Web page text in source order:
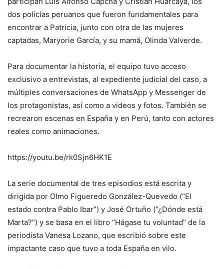
dos policías peruanos que fueron fundamentales para
encontrar a Patricia, junto con otra de las mujeres
captadas, Maryorie García, y su mamá, Olinda Valverde.
Para documentar la historia, el equipo tuvo acceso
exclusivo a entrevistas, al expediente judicial del caso, a
múltiples conversaciones de WhatsApp y Messenger de
los protagonistas, así como a videos y fotos. También se
recrearon escenas en España y en Perú, tanto con actores
reales como animaciones.
https://youtu.be/rk0Sjn6HK1E
La serie documental de tres episodios está escrita y
dirigida por Olmo Figueredo González-Quevedo (“El
estado contra Pablo Ibar”) y José Ortuño (“¿Dónde está
Marta?”) y se basa en el libro “Hágase tu voluntad” de la
periodista Vanesa Lozano, que escribió sobre este
impactante caso que tuvo a toda España en vilo.